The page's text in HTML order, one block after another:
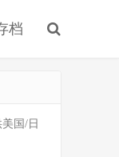
档
国/日